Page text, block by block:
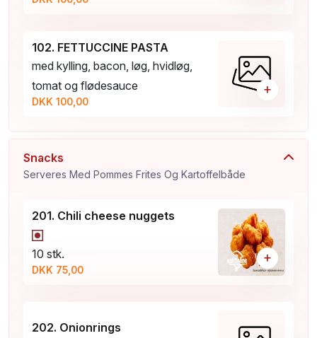
102. FETTUCCINE PASTA
med kylling, bacon, løg, hvidløg,
tomat og flødesauce
DKK 100,00
+
Snacks
Serveres Med Pommes Frites Og Kartoffelbåde
201. Chili cheese nuggets
10 stk.
DKK 75,00
+
202. Onionrings